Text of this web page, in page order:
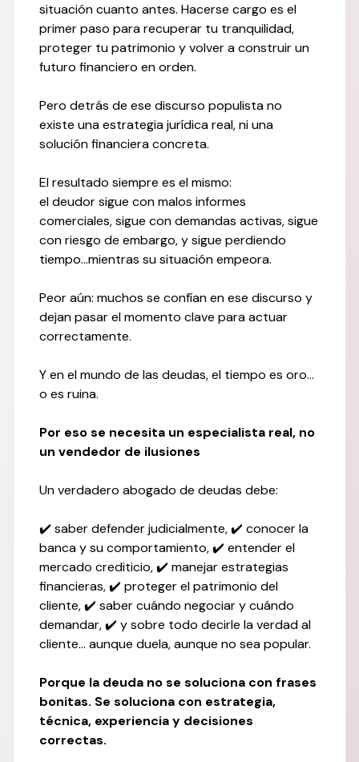
situación cuanto antes. Hacerse cargo es el
primer paso para recuperar tu tranquilidad,
proteger tu patrimonio y volver a construir un
futuro financiero en orden.
Pero detrás de ese discurso populista no
existe una estrategia jurídica real, ni una
solución financiera concreta.
El resultado siempre es el mismo:
el deudor sigue con malos informes
comerciales, sigue con demandas activas, sigue
con riesgo de embargo, y sigue perdiendo
tiempo…mientras su situación empeora.
Peor aún: muchos se confían en ese discurso y
dejan pasar el momento clave para actuar
correctamente.
Y en el mundo de las deudas, el tiempo es oro…
o es ruina.
Por eso se necesita un especialista real, no
un vendedor de ilusiones
Un verdadero abogado de deudas debe:
✔️ saber defender judicialmente, ✔️ conocer la
banca y su comportamiento, ✔️ entender el
mercado crediticio, ✔️ manejar estrategias
financieras, ✔️ proteger el patrimonio del
cliente, ✔️ saber cuándo negociar y cuándo
demandar, ✔️ y sobre todo decirle la verdad al
cliente… aunque duela, aunque no sea popular.
Porque la deuda no se soluciona con frases
bonitas. Se soluciona con estrategia,
técnica, experiencia y decisiones
correctas.